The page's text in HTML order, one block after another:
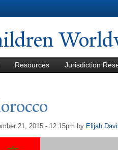
Resources Jurisdiction
21, 2015 - 12:15pm by Elijah